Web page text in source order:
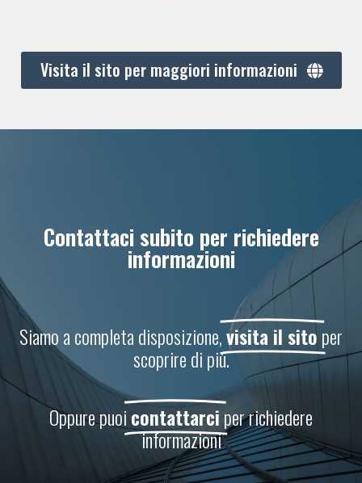
Visita il sito per maggiori informazioni
Contattaci subito per richiedere
informazioni
Siamo a completa disposizione,visita il sitoper
scoprire di più.
Oppure puoicontattarciper richiedere
informazioni